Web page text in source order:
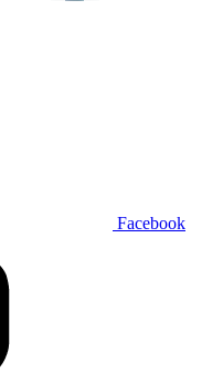
Facebook